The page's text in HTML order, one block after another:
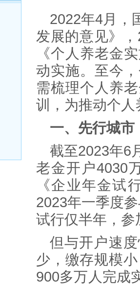
2022年4月，
发展的意见》
《个人养老金
动实施。至今
需梳理个人养
训，为推动个
一、先行城市
截至2023年6
老金开户4030
《企业年金试
2023年一季度
试行仅半年，
但与开户速
少，缴存规模
900多万人完成